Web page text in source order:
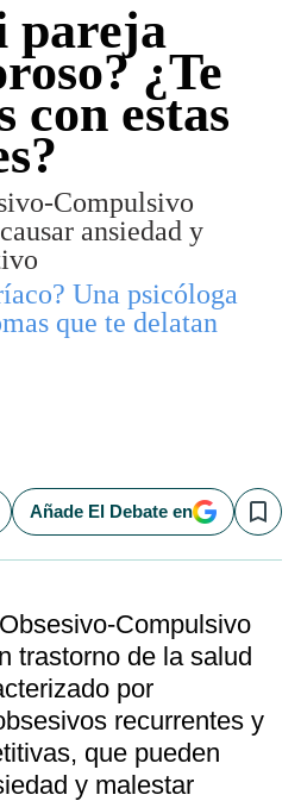
pareja
¿Te
con estas
Compulsivo
ansiedad y
Una psicóloga
que te delatan
Añade El Debate en Save
Compulsivo
trastorno de la salud
por
recurrentes y
que pueden
y malestar